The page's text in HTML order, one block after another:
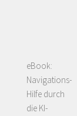
eBook:
Navigations-
Hilfe durch
die KI-